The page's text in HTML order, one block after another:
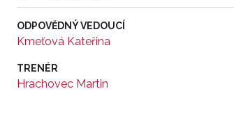
ODPOVĚDNÝ VEDOUCÍ
Kmeťová Kateřina
TRENÉR
Hrachovec Martin